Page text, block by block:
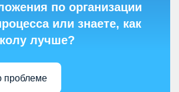
по организации
или знаете, как
лучше?
проблеме